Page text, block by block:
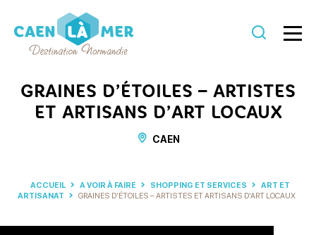
Tourisme
GRAINES D’ÉTOILES – ARTISTES
ET ARTISANS D’ART LOCAUX
CAEN
ACCUEIL A VOIR À FAIRE SHOPPING ET SERVICES
ART ET
ARTISANAT
GRAINES D’ÉTOILES – ARTISTES ET ARTISANS D’ART LOCAUX